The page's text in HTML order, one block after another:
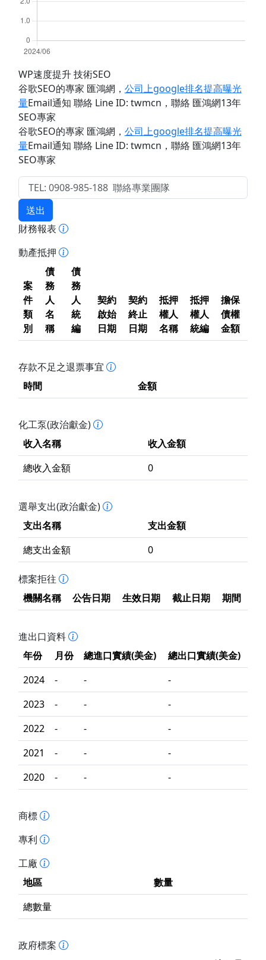
WP速度提升 技術SEO
谷歌SEO的專家 匯鴻網 ， 公司上google排名提高曝光
量Email通知 聯絡 Line ID: twmcn ，聯絡 匯鴻網13年
SEO專家
谷歌SEO的專家 匯鴻網 ， 公司上google排名提高曝光
量Email通知 聯絡 Line ID: twmcn ，聯絡 匯鴻網13年
SEO專家
送出
財務報表
動產抵押
案
件
類
別
債
務
人
名
稱
債
務
人
統
編
契約
啟始
日期
契約
終止
日期
抵押
權人
名稱
抵押
權人
統編
擔保
債權
金額
存款不足之退票事宜
時間
金額
化工泵(政治獻金)
收入名稱
收入金額
總收入金額
0
選舉支出(政治獻金)
支出名稱
支出金額
總支出金額
0
標案拒往
機關名稱
公告日期 生效日期 截止日期 期間
進出口資料
年份
月份 總進口實績(美金)
總出口實績(美金)
2024
- -
-
2023
- -
-
2022
- -
-
2021
- -
-
2020
- - -
商標
專利
工廠
地區
數量
總數量
政府標案